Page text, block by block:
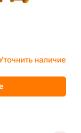
наличие